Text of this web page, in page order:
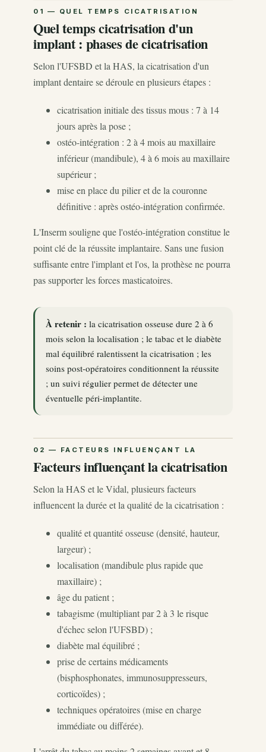
Quel temps cicatrisation d'un
implant : phases de cicatrisation
Selon l'UFSBD et la HAS, la cicatrisation d'un
implant dentaire se déroule en plusieurs étapes :
cicatrisation initiale des tissus mous : 7 à 14
jours après la pose ;
ostéo-intégration : 2 à 4 mois au maxillaire
inférieur (mandibule), 4 à 6 mois au maxillaire
supérieur ;
mise en place du pilier et de la couronne
définitive : après ostéo-intégration confirmée.
L'Inserm souligne que l'ostéo-intégration constitue le
point clé de la réussite implantaire. Sans une fusion
suffisante entre l'implant et l'os, la prothèse ne pourra
pas supporter les forces masticatoires.
À retenir : la cicatrisation osseuse dure 2 à 6
mois selon la localisation ; le tabac et le diabète
mal équilibré ralentissent la cicatrisation ; les
soins post-opératoires conditionnent la réussite
; un suivi régulier permet de détecter une
éventuelle péri-implantite.
Facteurs influençant la cicatrisation
Selon la HAS et le Vidal, plusieurs facteurs
influencent la durée et la qualité de la cicatrisation :
qualité et quantité osseuse (densité, hauteur,
largeur) ;
localisation (mandibule plus rapide que
maxillaire) ;
âge du patient ;
tabagisme (multipliant par 2 à 3 le risque
d'échec selon l'UFSBD) ;
diabète mal équilibré ;
prise de certains médicaments
(bisphosphonates, immunosuppresseurs,
corticoïdes) ;
techniques opératoires (mise en charge
immédiate ou différée).